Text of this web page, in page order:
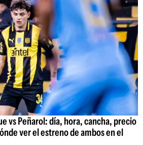
vs Peñarol: día, hora, cancha, precio
ver el estreno de ambos en el